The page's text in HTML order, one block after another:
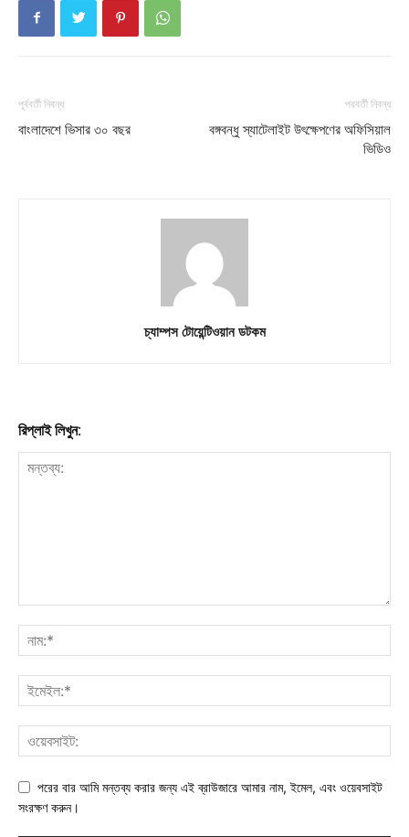
পূর্ববর্তী নিবন্ধ
বাংলাদেশে ভিসার ৩০ বছর
পরবর্তী নিবন্ধ
বঙ্গবন্ধু স্যাটেলাইট উৎক্ষেপণের অফিসিয়াল
ভিডিও
চ্যাম্পস টোয়েন্টিওয়ান ডটকম
রিপ্লাই লিখুন:
পরের বার আমি মন্তব্য করার জন্য এই ব্রাউজারে আমার নাম, ইমেল, এবং ওয়েবসাইট
সংরক্ষণ করুন।